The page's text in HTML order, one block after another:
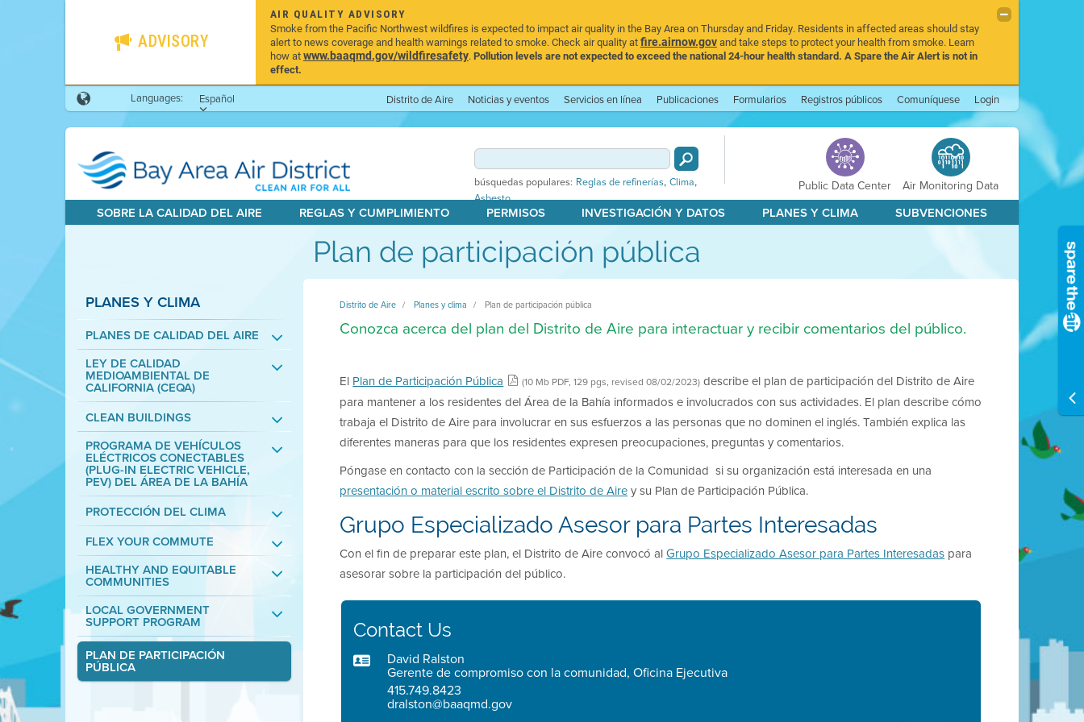
ADVISORY
AIR QUALITY ADVISORY
Smoke from the Pacific Northwest wildfires is expected to impact air quality in the Bay Area on Thursday and Friday. Residents in affected areas should stay
alert to news coverage and health warnings related to smoke. Check air quality atfire.airnow.govand take steps to protect your health from smoke. Learn
how atwww.baaqmd.gov/wildfiresafety.Pollution levels are not expected to exceed the national 24-hour health standard. A Spare the Air Alert is not in
effect.
Languages: Español Distrito de Aire Noticias y eventos Servicios en línea Publicaciones Formularios Registros públicos Comuníquese Login
búsquedas populares: Reglas de refinerías, Clima,
Asbesto
Public Data Center Air Monitoring Data
SOBRE LA CALIDAD DEL AIRE REGLAS Y CUMPLIMIENTO PERMISOS INVESTIGACIÓN Y DATOS PLANES Y CLIMA SUBVENCIONES
Plan de participación pública
PLANES Y CLIMA
PLANES DE CALIDAD DEL AIRE
LEY DE CALIDAD
MEDIOAMBIENTAL DE
CALIFORNIA (CEQA)
CLEAN BUILDINGS
PROGRAMA DE VEHÍCULOS
ELÉCTRICOS CONECTABLES
(PLUG-IN ELECTRIC VEHICLE,
PEV) DEL ÁREA DE LA BAHÍA
PROTECCIÓN DEL CLIMA
FLEX YOUR COMMUTE
HEALTHY AND EQUITABLE
COMMUNITIES
LOCAL GOVERNMENT
SUPPORT PROGRAM
PLAN DE PARTICIPACIÓN
PÚBLICA
Distrito de Aire Planes y clima Plan de participación pública
Conozca acerca del plan del Distrito de Aire para interactuar y recibir comentarios del público.
El Plan de Participación Pública (10 Mb PDF, 129 pgs, revised 08/02/2023) describe el plan de participación del Distrito de Aire
para mantener a los residentes del Área de la Bahía informados e involucrados con sus actividades. El plan describe cómo
trabaja el Distrito de Aire para involucrar en sus esfuerzos a las personas que no dominen el inglés. También explica las
diferentes maneras para que los residentes expresen preocupaciones, preguntas y comentarios.
Póngase en contacto con la sección de Participación de la Comunidad si su organización está interesada en una
presentación o material escrito sobre el Distrito de Airey su Plan de Participación Pública.
Grupo Especializado Asesor para Partes Interesadas
Con el fin de preparar este plan, el Distrito de Aire convocó alGrupo Especializado Asesor para Partes Interesadas para
asesorar sobre la participación del público.
Contact Us
David Ralston
Gerente de compromiso con la comunidad, Oficina Ejecutiva
415.749.8423
dralston@baaqmd.gov